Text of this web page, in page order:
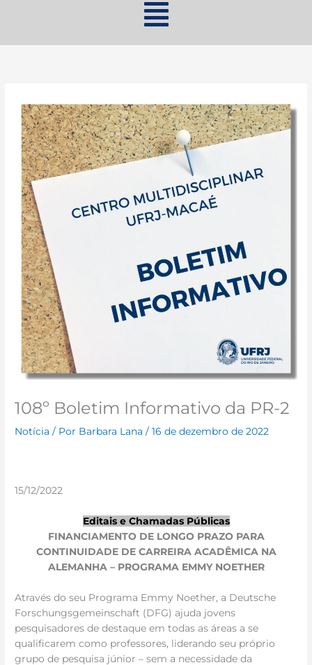
108º Boletim Informativo da PR-2
Notícia / Por Barbara Lana/16 de dezembro de 2022
15/12/2022
Editais e Chamadas Públicas
FINANCIAMENTO DE LONGO PRAZO PARA
CONTINUIDADE DE CARREIRA ACADÊMICA NA
ALEMANHA – PROGRAMA EMMY NOETHER
Através do seu Programa Emmy Noether, a Deutsche
Forschungsgemeinschaft (DFG) ajuda jovens
pesquisadores de destaque em todas as áreas a se
qualificarem como professores, liderando seu próprio
grupo de pesquisa júnior – sem a necessidade da